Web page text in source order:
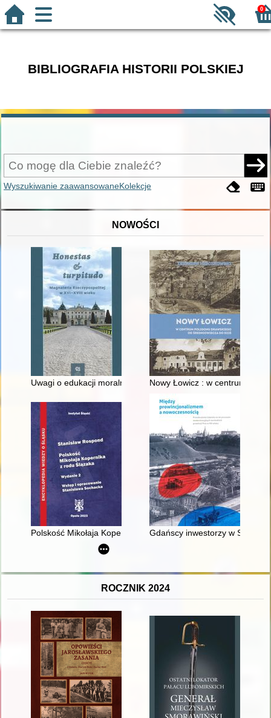
0
BIBLIOGRAFIA HISTORII POLSKIEJ
Wyszukiwanie zaawansowaneKolekcje
NOWOŚCI
Uwagi o edukacji moralnej synów szlacheckich w XVI-
Nowy Łowicz : w centrum
Polskość Mikołaja Kopernika z rodu Ślązaka
Gdańscy inwestorzy w
ROCZNIK 2024